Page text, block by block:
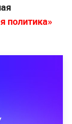
политика»